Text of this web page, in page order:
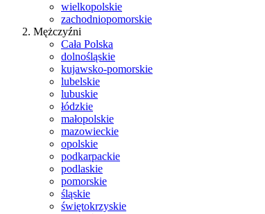
wielkopolskie
zachodniopomorskie
Mężczyźni
Cała Polska
dolnośląskie
kujawsko-pomorskie
lubelskie
lubuskie
łódzkie
małopolskie
mazowieckie
opolskie
podkarpackie
podlaskie
pomorskie
śląskie
świętokrzyskie